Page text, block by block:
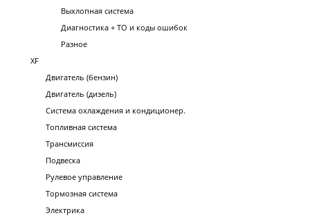
Выхлопная система
Диагностика + ТО и коды ошибок
Разное
XF
Двигатель (бензин)
Двигатель (дизель)
Система охлаждения и кондиционер.
Топливная система
Трансмиссия
Подвеска
Рулевое управление
Тормозная система
Электрика